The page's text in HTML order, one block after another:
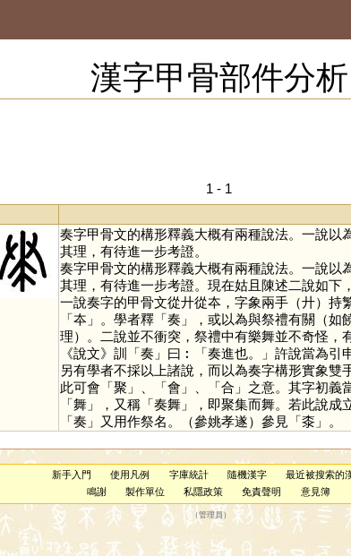
漢字甲骨部件分析
1 - 1
奏字甲骨文的構形釋義大概有兩種說法。一說
其理，有待進一步考證。
奏字甲骨文的構形釋義大概有兩種說法。一說
其理，有待進一步考證。現在姑且陳述二說如下
一說奏字的甲骨文從廾從夲，字象兩手（廾）持
「夲」。學者釋「奏 」，或以為與祭禮有關（
理）。二說並不衝突，祭禮中有樂舞並不奇怪，
《說文》訓「奏 」曰︰「奏進也。」許說當為引
另有學者不採以上諸說，而以為奏字構形實象
此可會「聚 」、「會 」、「合 」之意。其字初義
「舞」，又稱「奏舞」，即聚集而舞。若此說成
「奏 」又用作祭名。（參姚孝遂）參見「桼 」。
新手入門 使用凡例 字庫統計 隨機漢字
最近被搜索的
鳴謝
製作單位 私隱政策 免責聲明 意見簿
（管理員 ）